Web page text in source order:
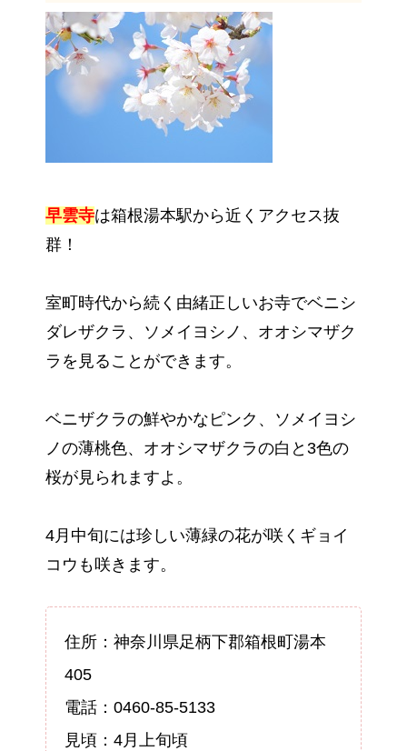
早雲寺は箱根湯本駅から近くアクセス抜
群！
室町時代から続く由緒正しいお寺でベニシ
ダレザクラ、ソメイヨシノ、オオシマザク
ラを見ることができます。
ベニザクラの鮮やかなピンク、ソメイヨシ
ノの薄桃色、オオシマザクラの白と3色の
桜が見られますよ。
4月中旬には珍しい薄緑の花が咲くギョイ
コウも咲きます。
住所：神奈川県足柄下郡箱根町湯本
405
電話：0460-85-5133
見頃：4月上旬頃